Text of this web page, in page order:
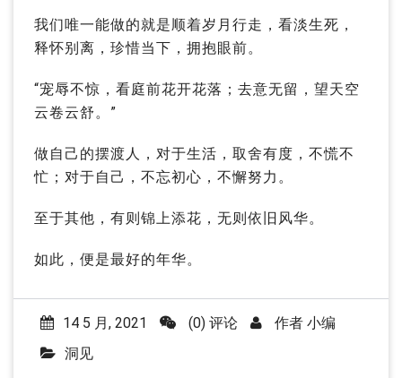
我们唯一能做的就是顺着岁月行走，看淡生死，
释怀别离，珍惜当下，拥抱眼前。
“宠辱不惊，看庭前花开花落；去意无留，望天空
云卷云舒。”
做自己的摆渡人，对于生活，取舍有度，不慌不
忙；对于自己，不忘初心，不懈努力。
至于其他，有则锦上添花，无则依旧风华。
如此，便是最好的年华。
14 5 月, 2021 (0) 评论 作者 小编
洞见